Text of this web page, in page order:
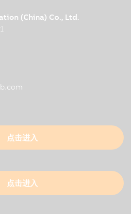
(China) Co., Ltd.
点击进入
点击进入